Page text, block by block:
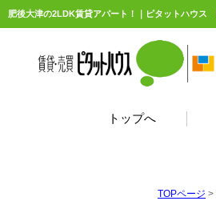
肥後大津の2LDK賃貸アパート！｜ピタットハウス
トップへ
TOPページ >